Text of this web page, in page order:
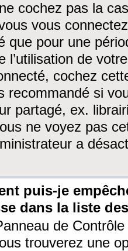
cochez pas la
vous
que pour une
l’utilisation de
cochez
recommandé si
partagé, ex.
ne voyez pas
a
puis-je
dans la liste
de
trouverez une